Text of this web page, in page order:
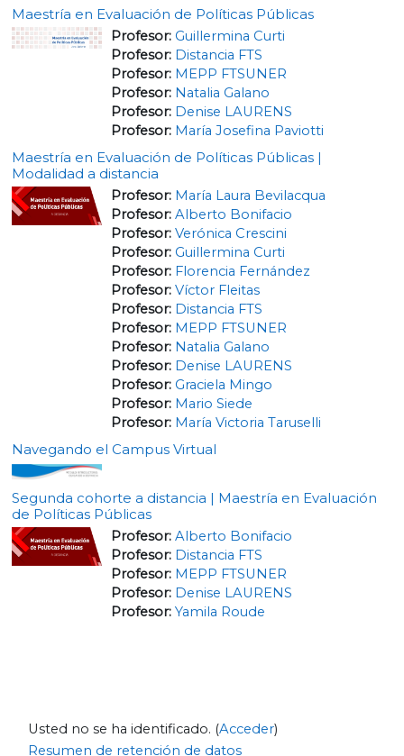
Maestría en Evaluación de Políticas Públicas
Profesor: Guillermina Curti
Profesor: Distancia FTS
Profesor: MEPP FTSUNER
Profesor: Natalia Galano
Profesor: Denise LAURENS
Profesor: María Josefina Paviotti
Maestría en Evaluación de Políticas Públicas |
Modalidad a distancia
Profesor: María Laura Bevilacqua
Profesor: Alberto Bonifacio
Profesor: Verónica Crescini
Profesor: Guillermina Curti
Profesor: Florencia Fernández
Profesor: Víctor Fleitas
Profesor: Distancia FTS
Profesor: MEPP FTSUNER
Profesor: Natalia Galano
Profesor: Denise LAURENS
Profesor: Graciela Mingo
Profesor: Mario Siede
Profesor: María Victoria Taruselli
Navegando el Campus Virtual
Segunda cohorte a distancia | Maestría en Evaluación
de Políticas Públicas
Profesor: Alberto Bonifacio
Profesor: Distancia FTS
Profesor: MEPP FTSUNER
Profesor: Denise LAURENS
Profesor: Yamila Roude
Usted no se ha identificado. (Acceder)
Resumen de retención de datos